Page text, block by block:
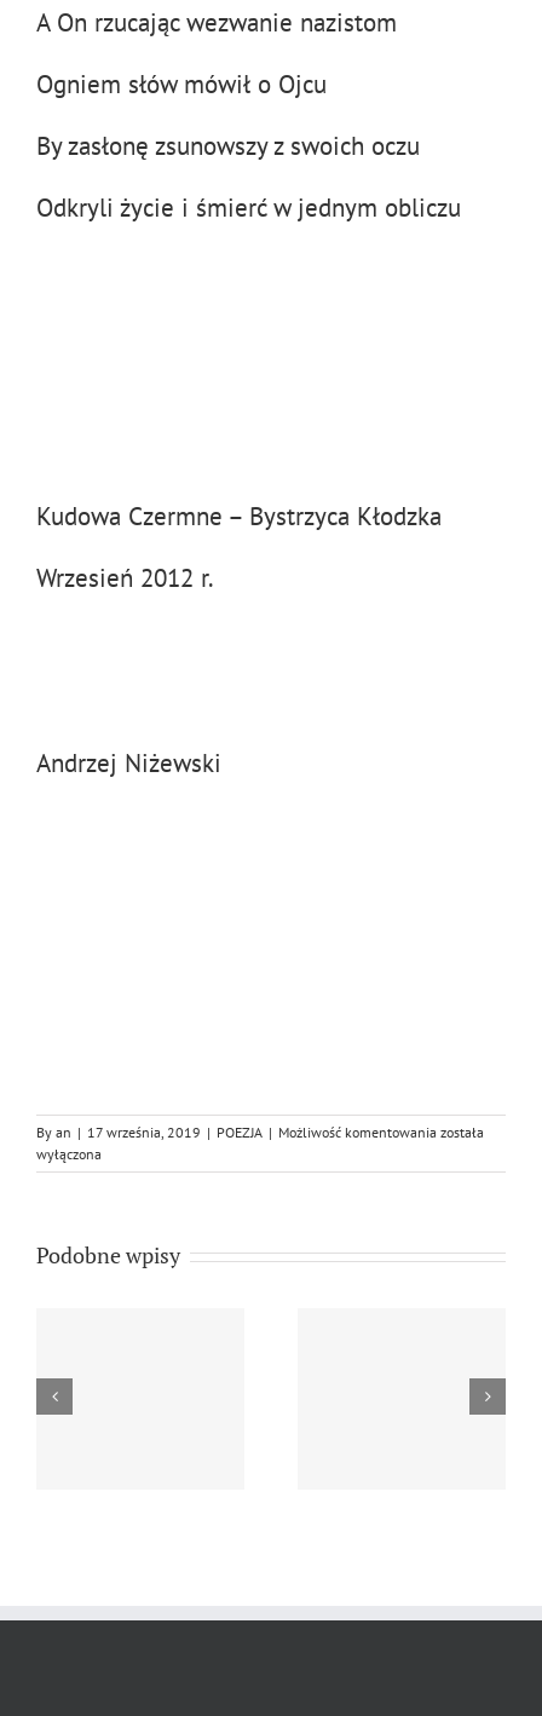
A On rzucając wezwanie nazistom
Ogniem słów mówił o Ojcu
By zasłonę zsunowszy z swoich oczu
Odkryli życie i śmierć w jednym obliczu
Kudowa Czermne – Bystrzyca Kłodzka
Wrzesień 2012 r.
Andrzej Niżewski
By an | 17 września, 2019 | POEZJA | Możliwość komentowania XXX
brunatne…)
została
wyłączona
Podobne wpisy